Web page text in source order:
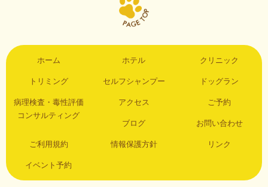
ホーム ホテル クリニック
トリミング セルフシャンプー ドッグラン
病理検査・毒性評価
コンサルティング
アクセス ご予約
ブログ お問い合わせ
ご利用規約 情報保護方針 リンク
イベント予約